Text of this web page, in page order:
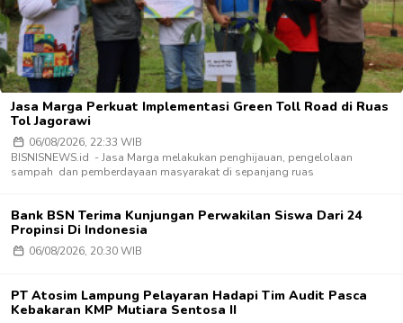
Jasa Marga Perkuat Implementasi Green Toll Road di Ruas
Tol Jagorawi
06/08/2026, 22:33 WIB
BISNISNEWS.id - Jasa Marga melakukan penghijauan, pengelolaan
sampah dan pemberdayaan masyarakat di sepanjang ruas
Bank BSN Terima Kunjungan Perwakilan Siswa Dari 24
Propinsi Di Indonesia
06/08/2026, 20:30 WIB
PT Atosim Lampung Pelayaran Hadapi Tim Audit Pasca
Kebakaran KMP Mutiara Sentosa II